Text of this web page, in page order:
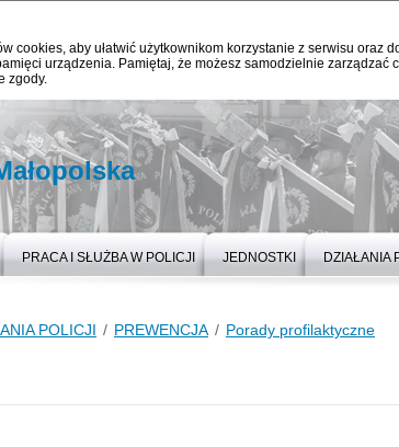
cookies, aby ułatwić użytkownikom korzystanie z serwisu oraz
urządzenia. Pamiętaj, że możesz samodzielnie
zgody.
PRACA I SŁUŻBA W POLICJI JEDNOSTKI DZIAŁANIA
POLICJI PREWENCJA Porady profilaktyczne